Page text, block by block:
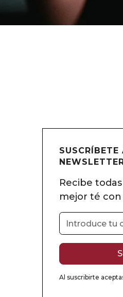
SUSCRÍBETE
Recibe
mejor té
Al suscribirte